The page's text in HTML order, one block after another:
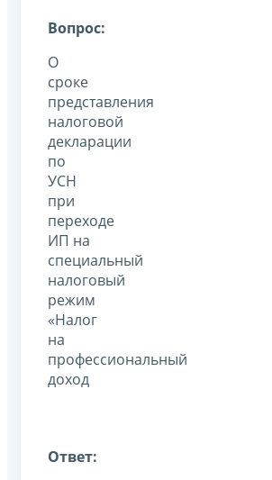
Вопрос:
О
сроке
представления
налоговой
декларации
по
УСН
при
переходе
ИП на
специальный
налоговый
режим
«Налог
на
профессиональный
доход
Ответ: